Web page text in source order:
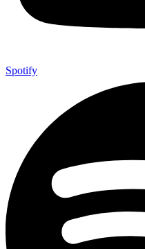
Spotify